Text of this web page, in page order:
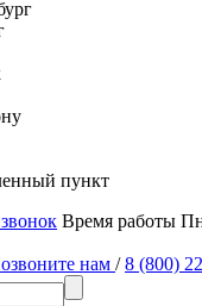
пункт
Время работы
нам / 8 (800)